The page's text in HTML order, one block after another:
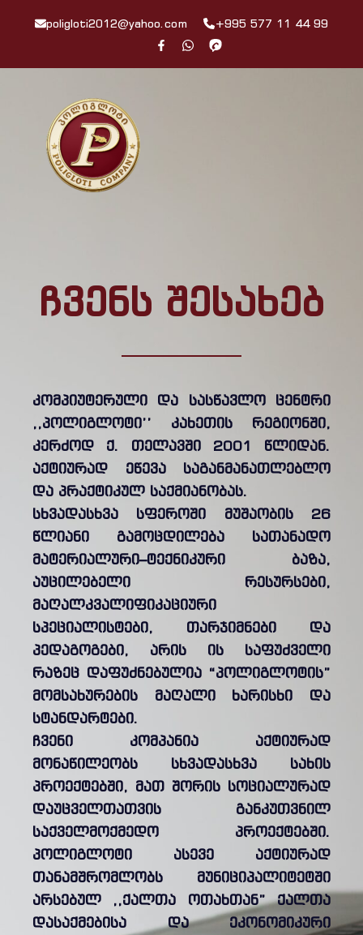
poligloti2012@yahoo.com +995 577 11 44 99
ჩვენს შესახებ
კომპიუტერული და სასწავლო ცენტრი
,,პოლიგლოტი’’ კახეთის რეგიონში,
კერძოდ ქ. თელავში 2001 წლიდან.
აქტიურად ეწევა საგანმანათლებლო
და პრაქტიკულ საქმიანობას.
სხვადასხვა სფეროში მუშაობის 26
წლიანი გამოცდილება სათანადო
მატერიალური–ტექნიკური ბაზა,
აუცილებელი რესურსები,
მაღალკვალიფიკაციური
სპეციალისტები, თარჯიმნები და
პედაგოგები, არის ის საფუძველი
რაზეც დაფუძნებულია “პოლიგლოტის”
მომსახურების მაღალი ხარისხი და
სტანდარტები.
ჩვენი კომპანია აქტიურად
მონაწილეობს სხვადასხვა სახის
პროექტებში, მათ შორის სოციალურად
დაუცველთათვის განკუთვნილ
საქველმოქმედო პროექტებში.
პოლიგლოტი ასევე აქტიურად
თანამშრომლობს მუნიციპალიტეტში
არსებულ ,,ქალთა ოთახთან” ქალთა
დასაქმებისა და ეკონომიკური